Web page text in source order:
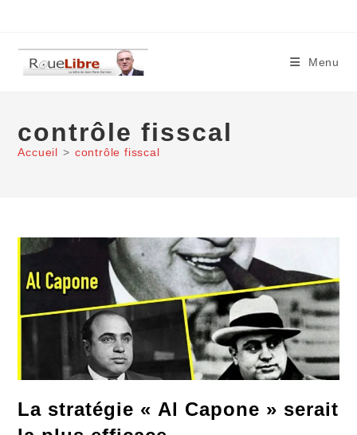
content
Menu
contrôle fisscal
Accueil > contrôle fisscal
La stratégie « Al Capone » serait